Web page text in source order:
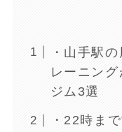
・山手駅
レーニン
ジム3選
・22時ま